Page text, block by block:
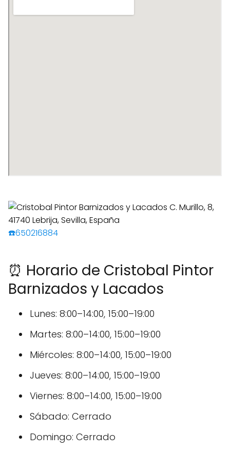
☎️650216884
⏰ Horario de Cristobal Pintor
Barnizados y Lacados
Lunes: 8:00–14:00, 15:00–19:00
Martes: 8:00–14:00, 15:00–19:00
Miércoles: 8:00–14:00, 15:00–19:00
Jueves: 8:00–14:00, 15:00–19:00
Viernes: 8:00–14:00, 15:00–19:00
Sábado: Cerrado
Domingo: Cerrado